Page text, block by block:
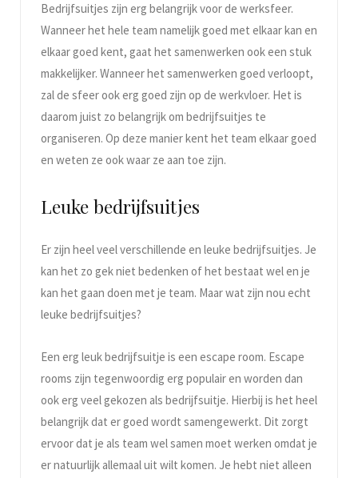
Bedrijfsuitjes zijn erg belangrijk voor de werksfeer.
Wanneer het hele team namelijk goed met elkaar kan en
elkaar goed kent, gaat het samenwerken ook een stuk
makkelijker. Wanneer het samenwerken goed verloopt,
zal de sfeer ook erg goed zijn op de werkvloer. Het is
daarom juist zo belangrijk om bedrijfsuitjes te
organiseren. Op deze manier kent het team elkaar goed
en weten ze ook waar ze aan toe zijn.
Leuke bedrijfsuitjes
Er zijn heel veel verschillende en leuke bedrijfsuitjes. Je
kan het zo gek niet bedenken of het bestaat wel en je
kan het gaan doen met je team. Maar wat zijn nou echt
leuke bedrijfsuitjes?
Een erg leuk bedrijfsuitje is een escape room. Escape
rooms zijn tegenwoordig erg populair en worden dan
ook erg veel gekozen als bedrijfsuitje. Hierbij is het heel
belangrijk dat er goed wordt samengewerkt. Dit zorgt
ervoor dat je als team wel samen moet werken omdat je
er natuurlijk allemaal uit wilt komen. Je hebt niet alleen